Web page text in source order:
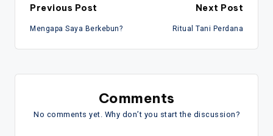
Post
navigation
Previous Post
Mengapa Saya Berkebun?
Next Post
Ritual Tani Perdana
Comments
No comments yet. Why don’t you start the discussion?